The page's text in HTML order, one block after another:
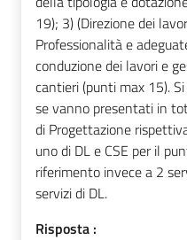
19); 3) (Direzione dei
Professionalità e
conduzione dei lavori e
cantieri (punti max 15).
se vanno presentati in
di Progettazione
uno di DL e CSE per il
riferimento invece a 2
servizi di DL.
Risposta :